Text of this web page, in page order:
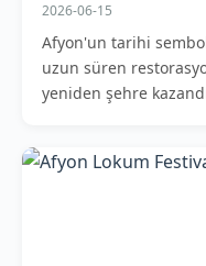
2026-06-15
Afyon'un tarihi
uzun süren
yeniden şehre